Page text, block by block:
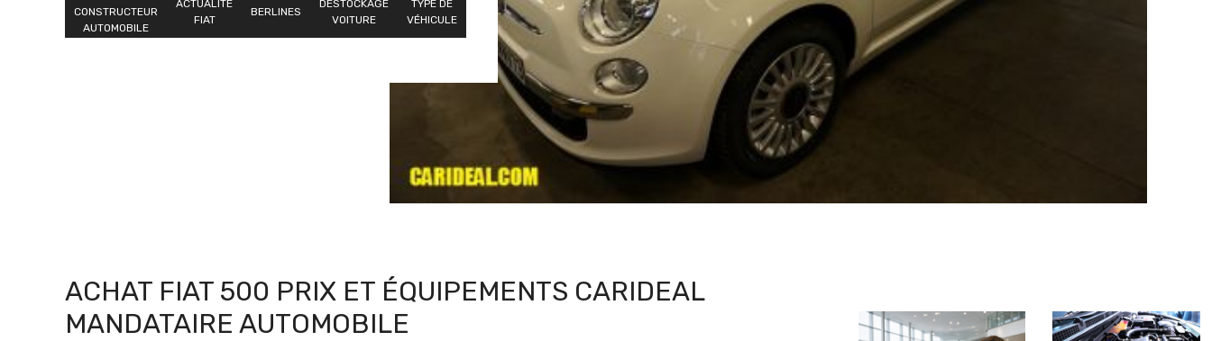
CONSTRUCTEUR
AUTOMOBILE
ACTUALITÉ
FIAT
BERLINES
DÉSTOCKAGE
VOITURE
TYPE DE
VÉHICULE
ACHAT FIAT 500 PRIX ET ÉQUIPEMENTS CARIDEAL
MANDATAIRE AUTOMOBILE